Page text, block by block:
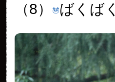
（8） ばくばく